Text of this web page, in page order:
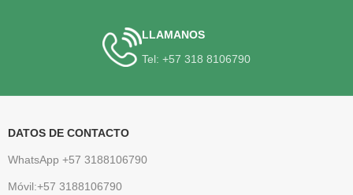
LLAMANOS
Tel: +57 318 8106790
DATOS DE CONTACTO
WhatsApp +57 3188106790
Móvil:+57 3188106790